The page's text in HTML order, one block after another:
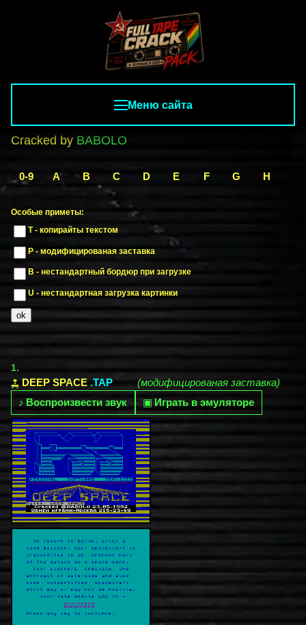
Меню сайта
Cracked by BABOLO
0-9 A B C D E F G H
Особые приметы:
T - копирайты текстом
P - модифицированая заставка
B - нестандартный бордюр при загрузке
U - нестандартная загрузка картинки
1.
DEEP SPACE .TAP
(модифицированая заставка)
♪ Воспроизвести звук ▣ Играть в эмуляторе